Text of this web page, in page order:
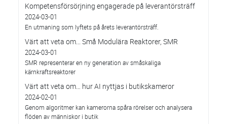
Kompetensförsörjning engagerade på leverantörsträff
2024-03-01
En utmaning som lyftets på årets leverantörsträff.
Värt att veta om... Små Modulära Reaktorer, SMR
2024-03-01
SMR representerar en ny generation av småskaliga
kärnkraftsreaktorer
Värt att veta om… hur AI nyttjas i butikskameror
2024-02-01
Genom algoritmer kan kamerorna spåra rörelser och analysera
flöden av människor i butik